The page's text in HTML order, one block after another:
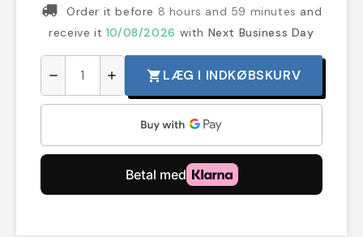
Order it before 8 hours and 59 minutes and
receive it 10/08/2026 with Next Business Day
remove add shopping_cart LÆG I INDKØBSKURV